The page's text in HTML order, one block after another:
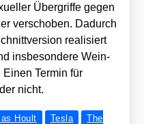
Über­grif­fe gegen
ver­scho­ben. Dadurch
rea­li­siert
ins­be­son­de­re Wein­
Ter­min für
nicht.
Hoult Tesla
The